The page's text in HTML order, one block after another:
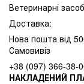
Ветеринарні
Доставка:
Нова пошта від
Самовивіз
+38 (097) 366-38-
НАКЛАДЕНИЙ